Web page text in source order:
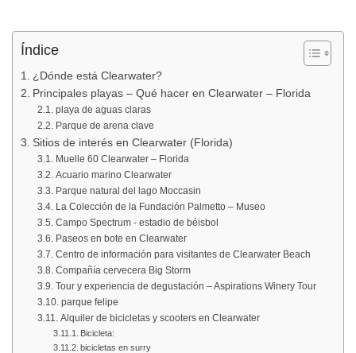
Índice
¿Dónde está Clearwater?
Principales playas – Qué hacer en Clearwater – Florida
playa de aguas claras
Parque de arena clave
Sitios de interés en Clearwater (Florida)
Muelle 60 Clearwater – Florida
Acuario marino Clearwater
Parque natural del lago Moccasin
La Colección de la Fundación Palmetto – Museo
Campo Spectrum - estadio de béisbol
Paseos en bote en Clearwater
Centro de información para visitantes de Clearwater Beach
Compañía cervecera Big Storm
Tour y experiencia de degustación – Aspirations Winery Tour
parque felipe
Alquiler de bicicletas y scooters en Clearwater
Bicicleta:
bicicletas en surry